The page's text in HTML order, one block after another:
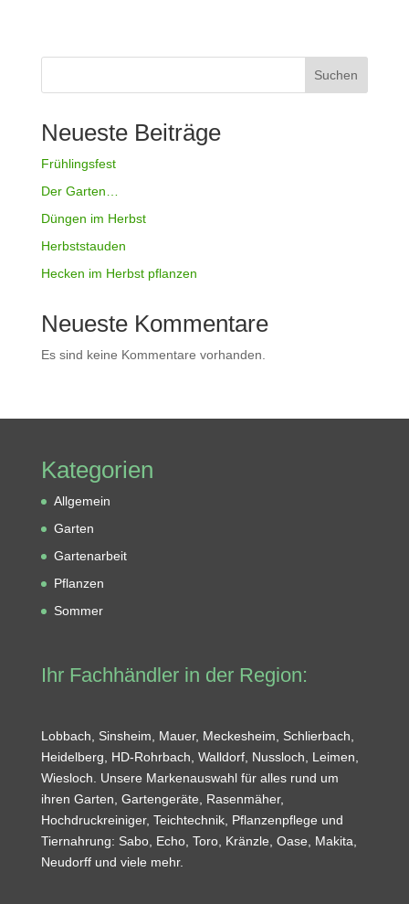
Suchen
Neueste Beiträge
Frühlingsfest
Der Garten…
Düngen im Herbst
Herbststauden
Hecken im Herbst pflanzen
Neueste Kommentare
Es sind keine Kommentare vorhanden.
Kategorien
Allgemein
Garten
Gartenarbeit
Pflanzen
Sommer
Ihr Fachhändler in der Region:
Lobbach, Sinsheim, Mauer, Meckesheim, Schlierbach,
Heidelberg, HD-Rohrbach, Walldorf, Nussloch, Leimen,
Wiesloch. Unsere Markenauswahl für alles rund um
ihren Garten, Gartengeräte, Rasenmäher,
Hochdruckreiniger, Teichtechnik, Pflanzenpflege und
Tiernahrung: Sabo, Echo, Toro, Kränzle, Oase, Makita,
Neudorff und viele mehr.